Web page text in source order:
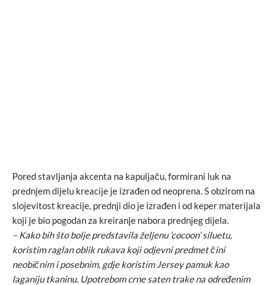
Pored stavljanja akcenta na kapuljaču, formirani luk na
prednjem dijelu kreacije je izrađen od neoprena. S obzirom na
slojevitost kreacije, prednji dio je izrađen i od keper materijala
koji je bio pogodan za kreiranje nabora prednjeg dijela.
– Kako bih što bolje predstavila željenu ‘cocoon’ siluetu,
koristim raglan oblik rukava koji odjevni predmet čini
neobičnim i posebnim, gdje koristim Jersey pamuk kao
laganiju tkaninu. Upotrebom crne saten trake na određenim